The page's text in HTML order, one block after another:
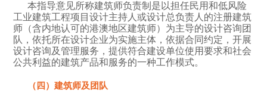
本指导意见所称建筑师负责制是以担任民用和低风险
工业建筑工程项目设计主持人或设计总负责人的注册建筑
师（含内地认可的港澳地区建筑师）为主导的设计咨询团
队，依托所在设计企业为实施主体，依据合同约定，开展
设计咨询及管理服务，提供符合建设单位使用要求和社会
公共利益的建筑产品和服务的一种工作模式。
（四）建筑师及团队